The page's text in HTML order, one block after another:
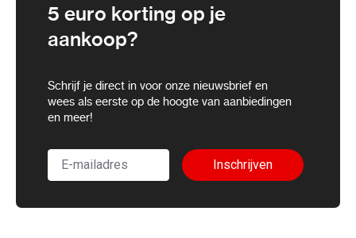
5 euro korting op je
aankoop?
Schrijf je direct in voor onze nieuwsbrief en
wees als eerste op de hoogte van aanbiedingen
en meer!
Inschrijven